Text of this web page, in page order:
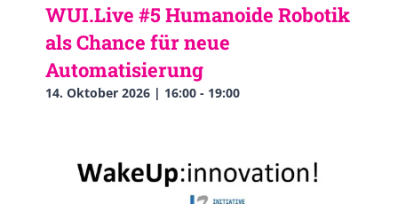
WUI.Live #5 Humanoide Robotik
als Chance für neue
Automatisierung
14. Oktober 2026 | 16:00 - 19:00